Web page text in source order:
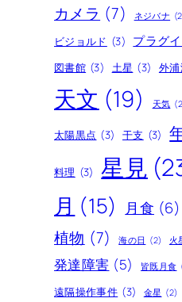
カメラ (7) ネジバナ
ビジョルド (3) プラグ
図書館 (3) 土星 (3) 外
天文 (19) 天気
太陽黒点 (3) 干支 (3)
料理 (3) 星見
月 (15) 月食 (6)
植物 (7) 海の日 (2) 火
発達障害 (5) 皆既月食
遠隔操作事件 (3) 金星 (2)